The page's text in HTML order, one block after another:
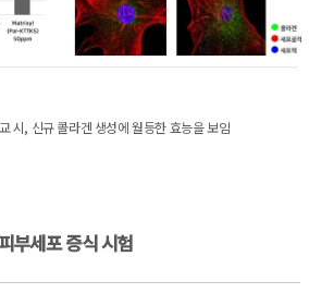
시, 신규 콜라겐 생성에 월등한 효능을 보임
피부세포 증식 시험